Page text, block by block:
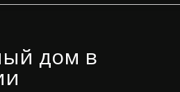
дом в